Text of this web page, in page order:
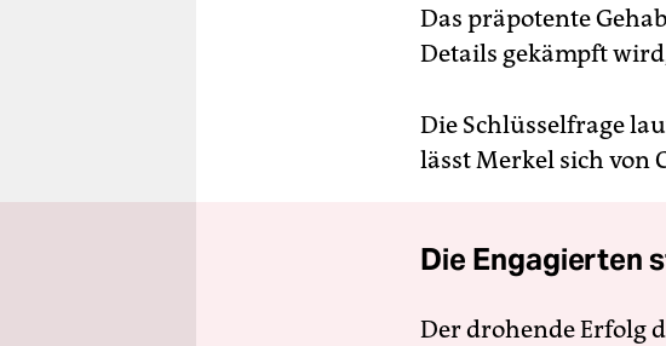
Das präpotente
Details gekämpft
Die Schlüsselfrage
lässt Merkel sich von
Die Engagierten
Der drohende Erfolg